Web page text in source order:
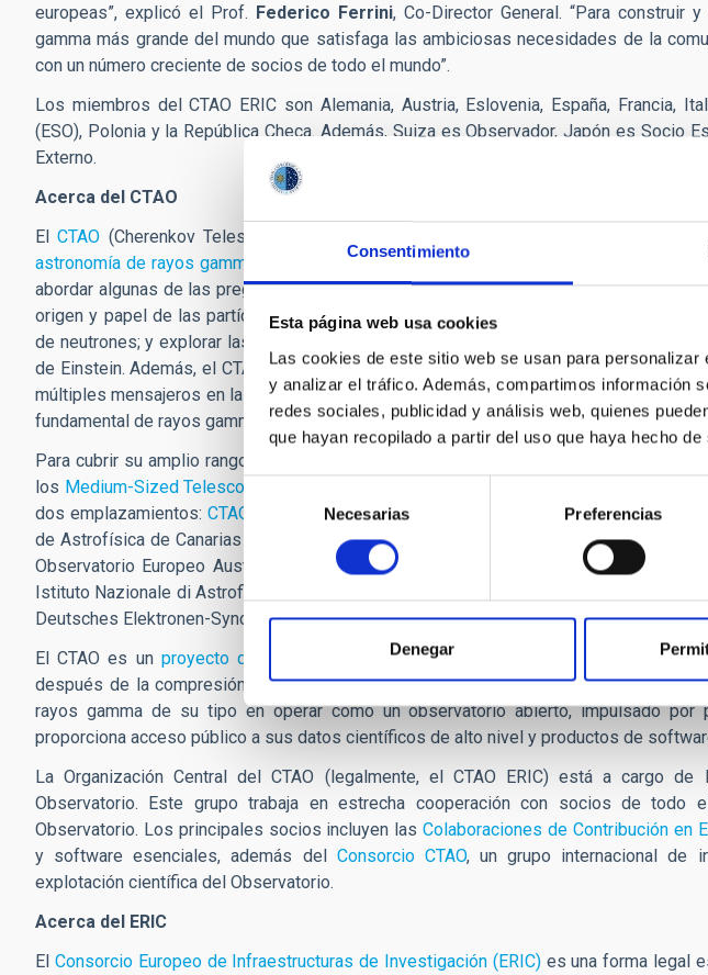
Consentimiento
Esta página web usa cookies
Las cookies de este sitio web se usan para
y analizar el tráfico. Además, compartimos información
redes sociales, publicidad y análisis web, quienes
que hayan recopilado a partir del uso que haya hecho
Selección
de
consentimiento
Necesarias Preferencias
Denegar
europeas”, explicó el Prof. Federico Ferrini, Co-Director General. “Para construir
gamma más grande del mundo que satisfaga las ambiciosas necesidades de la
con un número creciente de socios de todo el mundo”.
Los miembros del CTAO ERIC son Alemania, Austria, Eslovenia, España, Francia,
(ESO), Polonia y la República Checa. Además, Suiza es Observador, Japón es Socio
Externo.
Acerca del CTAO
ElCTAO (Cherenkov Telescope Array Observatory) será
astronomía de rayos gamma
. La inigualable precisión y amplio rango de energía del
abordar algunas de las preguntas más sorprendentes de la astrofísica, bajotres
origen y papel de las partículas cósmicas relativistas; explorar ambientes extremos,
de neutrones; y explorar las fronteras de la física, buscando materia oscura o
de Einstein. Además, el CTAO desempeñará un papel clave en el campo de la
múltiples mensajeros en las próximas décadas gracias a su mejor rendimiento, que le
fundamental de rayos gamma en la búsqueda de los escenarios más extremos.
Para cubrir su amplio rango de energía, el
los Medium-Sized Telescopes
dos emplazamientos:CTAO-Norte
en el hemisferio norte, en el Observatorio del
de Astrofísica de Canarias (IAC) en La Palma (España), y
en el hemisferio
Observatorio Europeo Austral (ESO) en el Desierto de Atacama (Chile). La
sede
Istituto Nazionale di Astrofisica (INAF) en Bolonia (Italia), y el
Deutsches Elektronen-Synchrotron DESY en Zeuthen (Alemania).
El CTAO es un proyecto de Big Data
. El Observatorio generará cientos de
después de la compresión). Siguiendo su compromiso con la Ciencia Abierta, el
rayos gamma de su tipo en operar como un observatorio abierto, impulsado por
proporciona acceso público a sus datos científicos de alto nivel y productos de
La Organización Central del CTAO (legalmente, el CTAO ERIC) está a cargo
Observatorio. Este grupo trabaja en estrecha cooperación con socios de todo
Observatorio. Los principales socios incluyen lasColaboraciones de Contribución en
y software esenciales, además del Consorcio CTAO, un grupo internacional de
explotación científica del Observatorio.
Acerca del ERIC
El Consorcio Europeo de Infraestructuras de Investigación (ERIC)es una forma legal